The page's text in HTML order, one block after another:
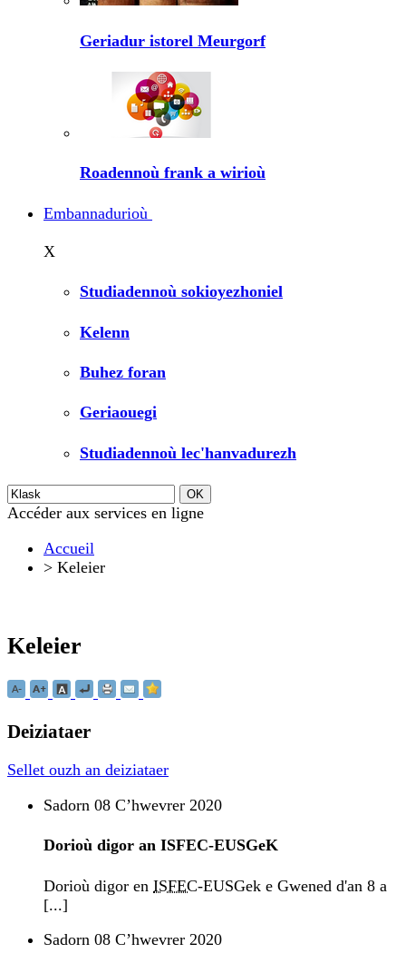
Geriadur istorel Meurgorf
Roadennoù frank a wirioù
Embannadurioù
X
Studiadennoù sokioyezhoniel
Kelenn
Buhez foran
Geriaouegi
Studiadennoù lec'hanvadurezh
Accéder aux services en ligne
Accueil
> Keleier
Keleier
Deiziataer
Sellet ouzh an deiziataer
Sadorn 08 Cʼhwevrer 2020
Dorioù digor an ISFEC-EUSGeK
Dorioù digor en ISFEC-EUSGek e Gwened d'an 8 a
[...]
Sadorn 08 Cʼhwevrer 2020